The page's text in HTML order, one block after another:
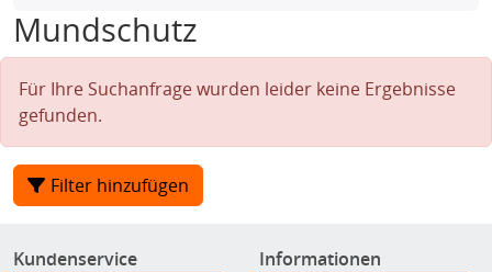
Mundschutz
Für Ihre Suchanfrage wurden leider keine Ergebnisse
gefunden.
Filter hinzufügen
Kundenservice Informationen